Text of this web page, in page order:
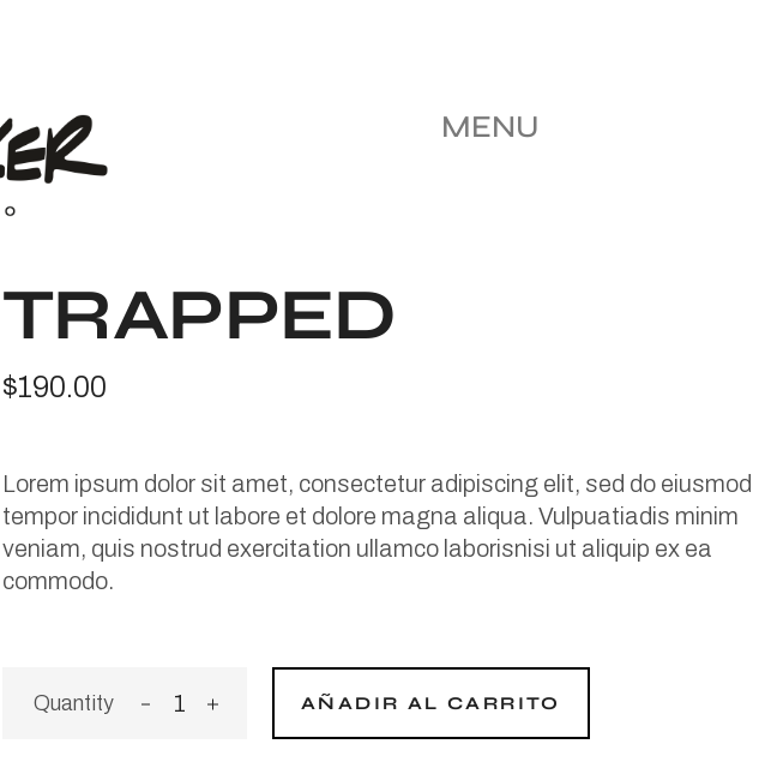
MENU
TRAPPED
$190.00
Lorem ipsum dolor sit amet, consectetur adipiscing elit, sed do eiusmod
tempor incididunt ut labore et dolore magna aliqua. Vulpuatiadis minim
veniam, quis nostrud exercitation ullamco laborisnisi ut aliquip ex ea
commodo.
AÑADIR AL CARRITO